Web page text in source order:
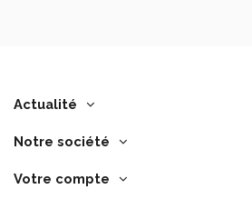
Actualité
Notre société
Votre compte